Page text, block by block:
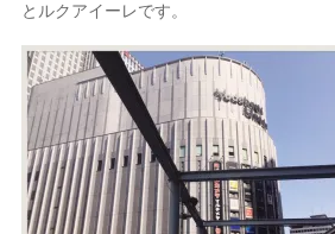
とルクアイーレです。